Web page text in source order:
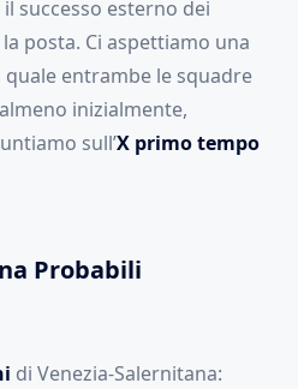
il successo esterno dei
posta. Ci aspettiamo una
entrambe le squadre
inizialmente,
sull’X primo tempo
Probabili
di Venezia-Salernitana: